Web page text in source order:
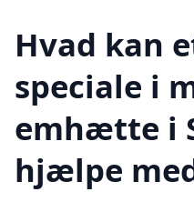
Hvad kan
speciale i
emhætte i
hjælpe